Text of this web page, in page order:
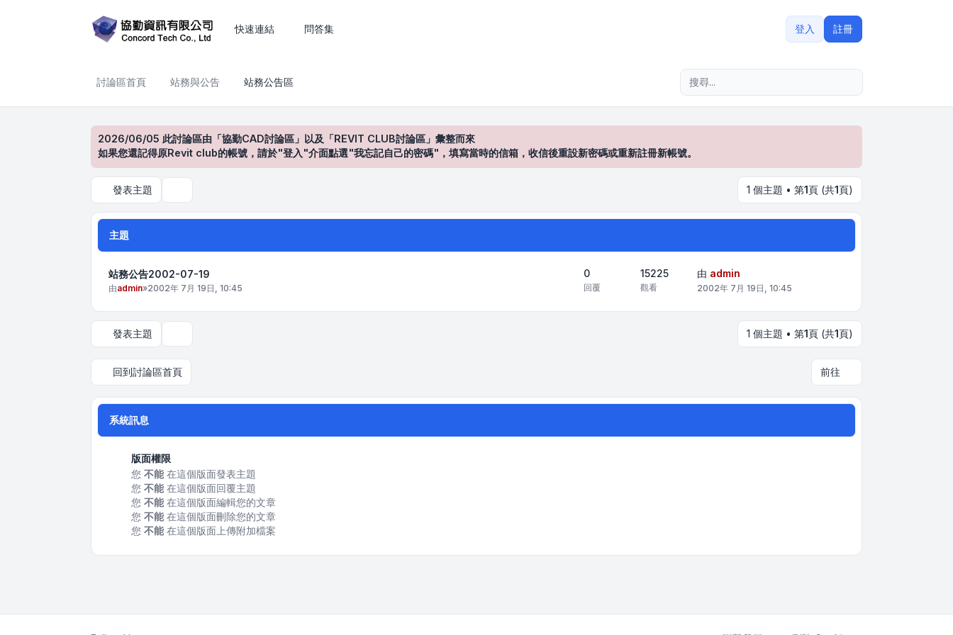
快速連結 問答集 登入 註冊
討論區首頁 站務與公告 站務公告區
2026/06/05 此討論區由「協勤CAD討論區」以及「REVIT CLUB討論區」彙整而來
如果您還記得原Revit club的帳號，請於"登入"介面點選"我忘記自己的密碼"，填寫當時的信箱，收信後重設新密碼或重新註冊新帳號。
發表主題 1 個主題 • 第1頁 (共1頁)
主題
站務公告2002-07-19
由admin»2002年 7月 19日, 10:45
0
回覆
15225
觀看
由 admin
2002年 7月 19日, 10:45
發表主題 1 個主題 • 第1頁 (共1頁)
回到討論區首頁 前往
系統訊息
版面權限
您 不能在這個版面發表主題
您 不能在這個版面回覆主題
您 不能在這個版面編輯您的文章
您 不能在這個版面刪除您的文章
您 不能在這個版面上傳附加檔案